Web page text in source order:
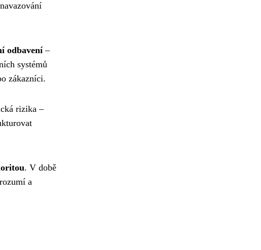
odbavení–
systémů
zákazníci.
rizika –
. V době
a